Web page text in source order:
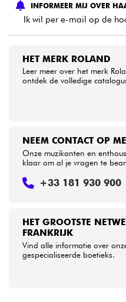
Kabels & toebehoren
HiFi
Sets
INFORMEER MIJ OVER
Ik wil per e-mail op de
HET MERK ROLAND
Leer meer over het merk
ontdek de volledige
HET GROOTSTE
FRANKRIJK
Vind alle informatie over
gespecialiseerde boetieks.
NEEM CONTACT OP
Onze muzikanten en
klaar om al je vragen te
+33 181 930 900